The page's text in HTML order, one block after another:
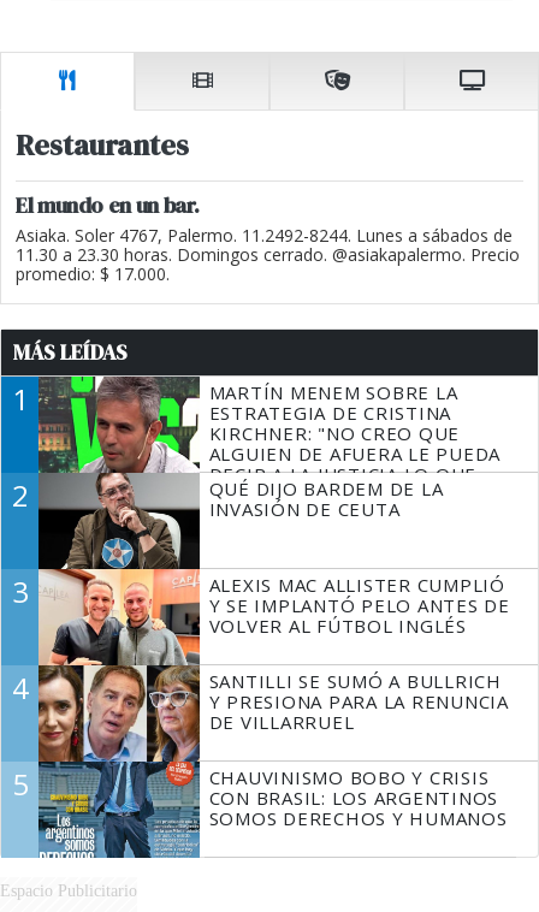
Restaurantes
El mundo en un bar.
Asiaka. Soler 4767, Palermo. 11.2492-8244. Lunes a sábados de
11.30 a 23.30 horas. Domingos cerrado. @asiakapalermo. Precio
promedio: $ 17.000.
MÁS LEÍDAS
1
MARTÍN MENEM SOBRE LA
ESTRATEGIA DE CRISTINA
KIRCHNER: "NO CREO QUE
ALGUIEN DE AFUERA LE PUEDA
DECIR A LA JUSTICIA LO QUE
TIENE QUE HACER"
2
QUÉ DIJO BARDEM DE LA
INVASIÓN DE CEUTA
3
ALEXIS MAC ALLISTER CUMPLIÓ
Y SE IMPLANTÓ PELO ANTES DE
VOLVER AL FÚTBOL INGLÉS
4
SANTILLI SE SUMÓ A BULLRICH
Y PRESIONA PARA LA RENUNCIA
DE VILLARRUEL
5
CHAUVINISMO BOBO Y CRISIS
CON BRASIL: LOS ARGENTINOS
SOMOS DERECHOS Y HUMANOS
Espacio Publicitario